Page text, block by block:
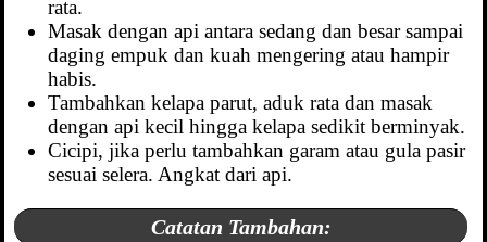
rata.
Masak dengan api antara sedang dan besar sampai
daging empuk dan kuah mengering atau hampir
habis.
Tambahkan kelapa parut, aduk rata dan masak
dengan api kecil hingga kelapa sedikit berminyak.
Cicipi, jika perlu tambahkan garam atau gula pasir
sesuai selera. Angkat dari api.
Catatan Tambahan: